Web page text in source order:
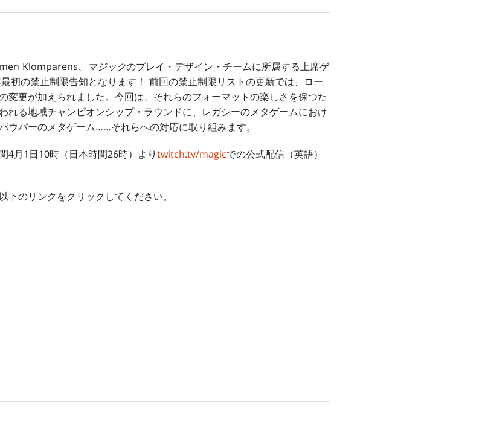
Klomparens、 マジックのプレイ・デザイン・チームに所属する上席ゲ
初の禁止制限告知となります！ 前回の禁止制限リストの更新では、ロー
変更が加えられました。今回は、それらのフォーマットの楽しさを保つた
れる地域チャンピオンシップ・ラウンドに、レガシーのメタゲームにおけ
ウパーのメタゲーム……それらへの対応に取り組みます。
4月1日10時（日本時間26時）よりtwitch.tv/magicでの公式配信（英語）
のリンクをクリックしてください。